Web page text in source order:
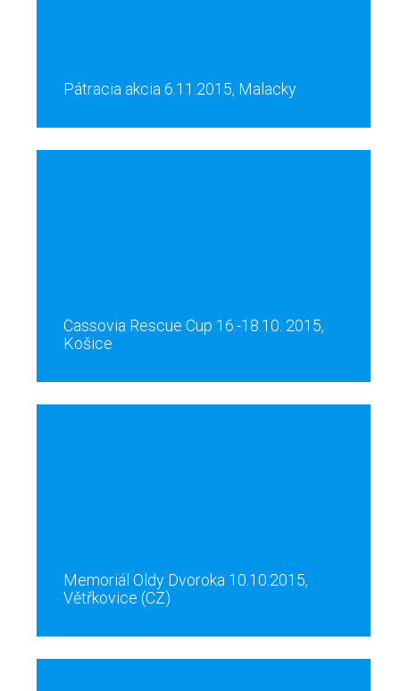
Pátracia akcia 6.11.2015, Malacky
Cassovia Rescue Cup 16.-18.10. 2015,
Košice
Memoriál Oldy Dvoroka 10.10.2015,
Větřkovice (CZ)